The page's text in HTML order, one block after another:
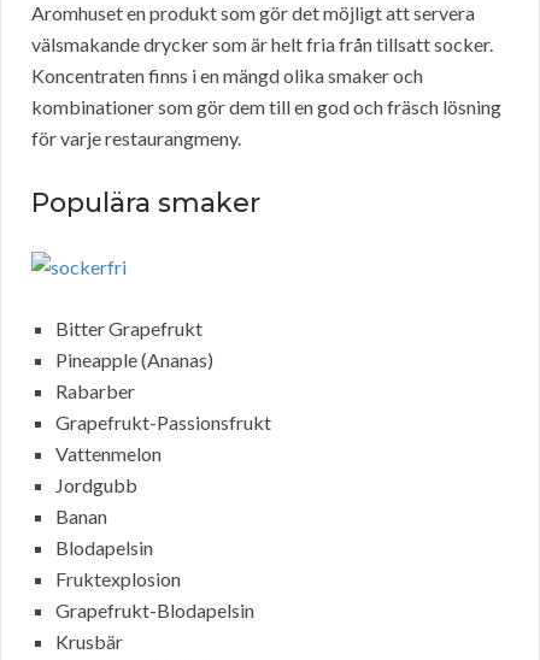
Aromhuset en produkt som gör det möjligt att servera
välsmakande drycker som är helt fria från tillsatt socker.
Koncentraten finns i en mängd olika smaker och
kombinationer som gör dem till en god och fräsch lösning
för varje restaurangmeny.
Populära smaker
Bitter Grapefrukt
Pineapple (Ananas)
Rabarber
Grapefrukt-Passionsfrukt
Vattenmelon
Jordgubb
Banan
Blodapelsin
Fruktexplosion
Grapefrukt-Blodapelsin
Krusbär